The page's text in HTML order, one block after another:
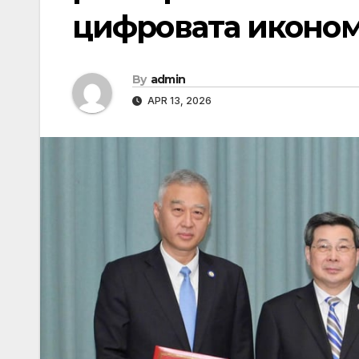
цифровата
By admin
APR 13, 2026